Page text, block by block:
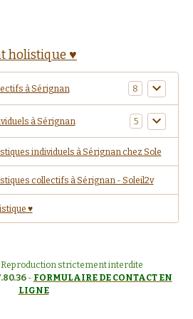
holistique ♥
à Sérignan 8
à Sérignan 5
individuels à Sérignan chez Sole
collectifs à Sérignan - Soleil2v
♥
Reproduction strictement interdite
- FORMULAIRE DE CONTACT EN
LIGNE